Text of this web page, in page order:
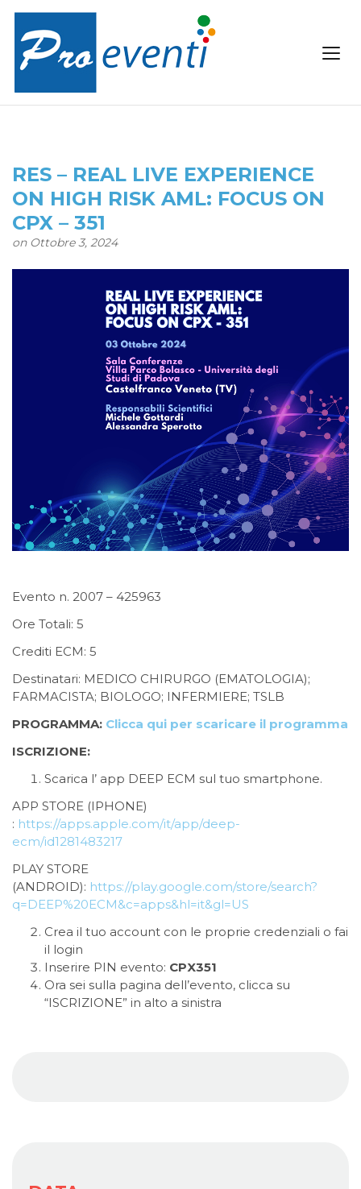
RES – REAL LIVE EXPERIENCE
ON HIGH RISK AML: FOCUS ON
CPX – 351
on Ottobre 3, 2024
Evento n. 2007 – 425963
Ore Totali: 5
Crediti ECM: 5
Destinatari: MEDICO CHIRURGO (EMATOLOGIA);
FARMACISTA; BIOLOGO; INFERMIERE; TSLB
PROGRAMMA: Clicca qui per scaricare il programma
ISCRIZIONE:
Scarica l’ app DEEP ECM sul tuo smartphone.
APP STORE (IPHONE)
: https://apps.apple.com/it/app/deep-
ecm/id1281483217
PLAY STORE
(ANDROID): https://play.google.com/store/search?
q=DEEP%20ECM&c=apps&hl=it&gl=US
Crea il tuo account con le proprie credenziali o fai
il login
Inserire PIN evento: CPX351
Ora sei sulla pagina dell’evento, clicca su
“ISCRIZIONE” in alto a sinistra